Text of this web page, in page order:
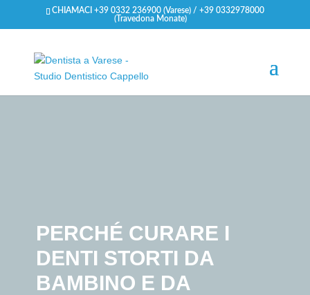
CHIAMACI +39 0332 236900 (Varese) / +39 0332978000
(Travedona Monate)
PERCHÉ CURARE I
DENTI STORTI DA
BAMBINO E DA